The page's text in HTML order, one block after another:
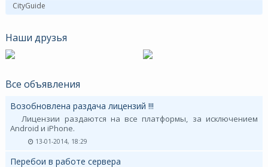
CityGuide
Наши друзья
Все объявления
Возобновлена раздача лицензий !!!
Лицензии раздаются на все платформы, за исключением
Android и iPhone.
13-01-2014, 18:29
Перебои в работе сервера